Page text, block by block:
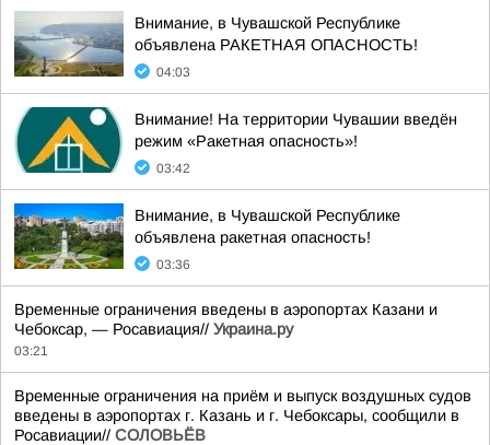
Внимание, в Чувашской Республике
объявлена РАКЕТНАЯ ОПАСНОСТЬ!
04:03
Внимание! На территории Чувашии введён
режим «Ракетная опасность»!
03:42
Внимание, в Чувашской Республике
объявлена ракетная опасность!
03:36
Временные ограничения введены в аэропортах Казани и
Чебоксар, — Росавиация// Украина.ру
03:21
Временные ограничения на приём и выпуск воздушных судов
введены в аэропортах г. Казань и г. Чебоксары, сообщили в
Росавиации// СОЛОВЬЁВ